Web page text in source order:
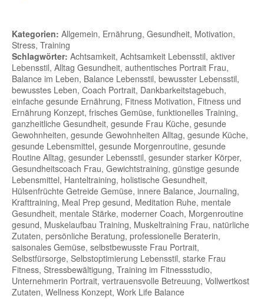
Kategorien: Allgemein, Ernährung, Gesundheit, Motivation,
Stress, Training
Schlagwörter: Achtsamkeit, Achtsamkeit Lebensstil, aktiver
Lebensstil, Alltag Gesundheit, authentisches Portrait Frau,
Balance im Leben, Balance Lebensstil, bewusster Lebensstil,
bewusstes Leben, Coach Portrait, Dankbarkeitstagebuch,
einfache gesunde Ernährung, Fitness Motivation, Fitness und
Ernährung Konzept, frisches Gemüse, funktionelles Training,
ganzheitliche Gesundheit, gesunde Frau Küche, gesunde
Gewohnheiten, gesunde Gewohnheiten Alltag, gesunde Küche,
gesunde Lebensmittel, gesunde Morgenroutine, gesunde
Routine Alltag, gesunder Lebensstil, gesunder starker Körper,
Gesundheitscoach Frau, Gewichtstraining, günstige gesunde
Lebensmittel, Hanteltraining, holistische Gesundheit,
Hülsenfrüchte Getreide Gemüse, innere Balance, Journaling,
Krafttraining, Meal Prep gesund, Meditation Ruhe, mentale
Gesundheit, mentale Stärke, moderner Coach, Morgenroutine
gesund, Muskelaufbau Training, Muskeltraining Frau, natürliche
Zutaten, persönliche Beratung, professionelle Beraterin,
saisonales Gemüse, selbstbewusste Frau Portrait,
Selbstfürsorge, Selbstoptimierung Lebensstil, starke Frau
Fitness, Stressbewältigung, Training im Fitnessstudio,
Unternehmerin Portrait, vertrauensvolle Betreuung, Vollwertkost
Zutaten, Wellness Konzept, Work Life Balance